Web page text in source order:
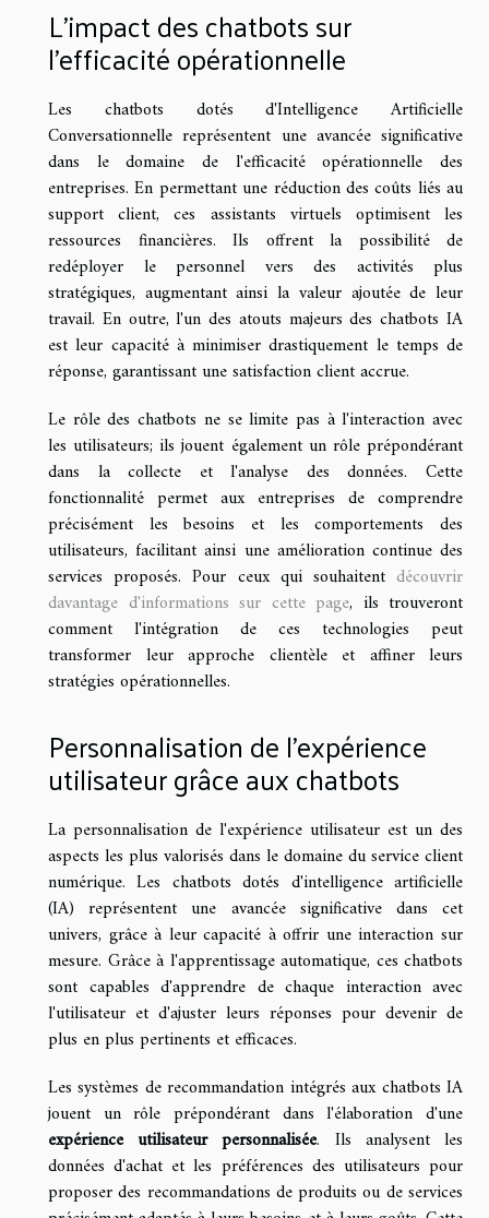
L'impact des chatbots sur
l'efficacité opérationnelle
Les chatbots dotés d'Intelligence Artificielle
Conversationnelle représentent une avancée significative
dans le domaine de l'efficacité opérationnelle des
entreprises. En permettant une réduction des coûts liés au
support client, ces assistants virtuels optimisent les
ressources financières. Ils offrent la possibilité de
redéployer le personnel vers des activités plus
stratégiques, augmentant ainsi la valeur ajoutée de leur
travail. En outre, l'un des atouts majeurs des chatbots IA
est leur capacité à minimiser drastiquement le temps de
réponse, garantissant une satisfaction client accrue.
Le rôle des chatbots ne se limite pas à l'interaction avec
les utilisateurs; ils jouent également un rôle prépondérant
dans la collecte et l'analyse des données. Cette
fonctionnalité permet aux entreprises de comprendre
précisément les besoins et les comportements des
utilisateurs, facilitant ainsi une amélioration continue des
services proposés. Pour ceux qui souhaitent découvrir
davantage d'informations sur cette page, ils trouveront
comment l'intégration de ces technologies peut
transformer leur approche clientèle et affiner leurs
stratégies opérationnelles.
Personnalisation de l'expérience
utilisateur grâce aux chatbots
La personnalisation de l'expérience utilisateur est un des
aspects les plus valorisés dans le domaine du service client
numérique. Les chatbots dotés d'intelligence artificielle
(IA) représentent une avancée significative dans cet
univers, grâce à leur capacité à offrir une interaction sur
mesure. Grâce à l'apprentissage automatique, ces chatbots
sont capables d'apprendre de chaque interaction avec
l'utilisateur et d'ajuster leurs réponses pour devenir de
plus en plus pertinents et efficaces.
Les systèmes de recommandation intégrés aux chatbots IA
jouent un rôle prépondérant dans l'élaboration d'une
expérience utilisateur personnalisée. Ils analysent les
données d'achat et les préférences des utilisateurs pour
proposer des recommandations de produits ou de services